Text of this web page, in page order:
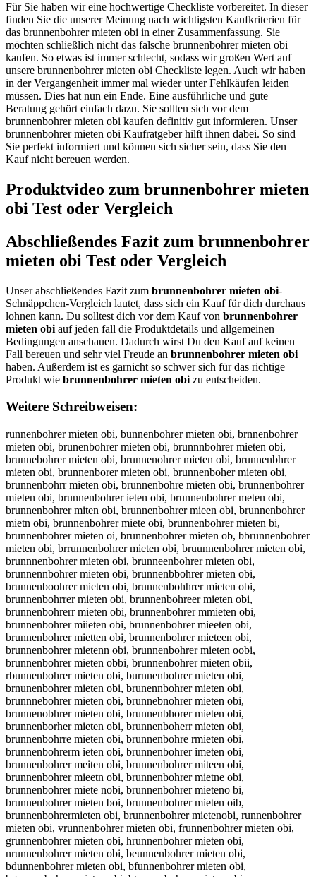
Für Sie haben wir eine hochwertige Checkliste vorbereitet. In dieser
finden Sie die unserer Meinung nach wichtigsten Kaufkriterien für
das brunnenbohrer mieten obi in einer Zusammenfassung. Sie
möchten schließlich nicht das falsche brunnenbohrer mieten obi
kaufen. So etwas ist immer schlecht, sodass wir großen Wert auf
unsere brunnenbohrer mieten obi Checkliste legen. Auch wir haben
in der Vergangenheit immer mal wieder unter Fehlkäufen leiden
müssen. Dies hat nun ein Ende. Eine ausführliche und gute
Beratung gehört einfach dazu. Sie sollten sich vor dem
brunnenbohrer mieten obi kaufen definitiv gut informieren. Unser
brunnenbohrer mieten obi Kaufratgeber hilft ihnen dabei. So sind
Sie perfekt informiert und können sich sicher sein, dass Sie den
Kauf nicht bereuen werden.
Produktvideo zum brunnenbohrer mieten
obi Test oder Vergleich
Abschließendes Fazit zum brunnenbohrer
mieten obi Test oder Vergleich
Unser abschließendes Fazit zum brunnenbohrer mieten obi-
Schnäppchen-Vergleich lautet, dass sich ein Kauf für dich durchaus
lohnen kann. Du solltest dich vor dem Kauf von brunnenbohrer
mieten obi auf jeden fall die Produktdetails und allgemeinen
Bedingungen anschauen. Dadurch wirst Du den Kauf auf keinen
Fall bereuen und sehr viel Freude an brunnenbohrer mieten obi
haben. Außerdem ist es garnicht so schwer sich für das richtige
Produkt wie brunnenbohrer mieten obi zu entscheiden.
Weitere Schreibweisen:
runnenbohrer mieten obi, bunnenbohrer mieten obi, brnnenbohrer mieten obi, brunenbohrer mieten obi, brunnnbohrer mieten obi, brunnebohrer mieten obi, brunnenohrer mieten obi, brunnenbhrer mieten obi, brunnenborer mieten obi, brunnenboher mieten obi, brunnenbohrr mieten obi, brunnenbohre mieten obi, brunnenbohrer mieten obi, brunnenbohrer ieten obi, brunnenbohrer meten obi, brunnenbohrer miten obi, brunnenbohrer mieen obi, brunnenbohrer mietn obi, brunnenbohrer miete obi, brunnenbohrer mieten bi, brunnenbohrer mieten oi, brunnenbohrer mieten ob, bbrunnenbohrer mieten obi, brrunnenbohrer mieten obi, bruunnenbohrer mieten obi, brunnnenbohrer mieten obi, brunneenbohrer mieten obi, brunnennbohrer mieten obi, brunnenbbohrer mieten obi, brunnenboohrer mieten obi, brunnenbohhrer mieten obi, brunnenbohrrer mieten obi, brunnenbohreer mieten obi, brunnenbohrerr mieten obi, brunnenbohrer mmieten obi, brunnenbohrer miieten obi, brunnenbohrer mieeten obi, brunnenbohrer mietten obi, brunnenbohrer mieteen obi, brunnenbohrer mietenn obi, brunnenbohrer mieten oobi, brunnenbohrer mieten obbi, brunnenbohrer mieten obii, rbunnenbohrer mieten obi, burnnenbohrer mieten obi, brnunenbohrer mieten obi, brunennbohrer mieten obi, brunnnebohrer mieten obi, brunnebnohrer mieten obi, brunnenobhrer mieten obi, brunnenbhorer mieten obi, brunnenborher mieten obi, brunnenboherr mieten obi, brunnenbohrre mieten obi, brunnenbohre rmieten obi, brunnenbohrerm ieten obi, brunnenbohrer imeten obi, brunnenbohrer meiten obi, brunnenbohrer miteen obi, brunnenbohrer mieetn obi, brunnenbohrer mietne obi, brunnenbohrer miete nobi, brunnenbohrer mieteno bi, brunnenbohrer mieten boi, brunnenbohrer mieten oib, brunnenbohrermieten obi, brunnenbohrer mietenobi, runnenbohrer mieten obi, vrunnenbohrer mieten obi, frunnenbohrer mieten obi, grunnenbohrer mieten obi, hrunnenbohrer mieten obi, nrunnenbohrer mieten obi, beunnenbohrer mieten obi, bdunnenbohrer mieten obi, bfunnenbohrer mieten obi, bgunnenbohrer mieten obi, btunnenbohrer mieten obi, b4unnenbohrer mieten obi, b5unnenbohrer mieten obi, brynnenbohrer mieten obi, brhnnenbohrer mieten obi, brjnnenbohrer mieten obi, brknnenbohrer mieten obi, brinnenbohrer mieten obi, br7nnenbohrer mieten obi, br8nnenbohrer mieten obi, bru nenbohrer mieten obi, brubnenbohrer mieten obi, brugnenbohrer mieten obi, bruhnenbohrer mieten obi, brujnenbohrer mieten obi, brumnenbohrer mieten obi, brun enbohrer mieten obi, brunbenbohrer mieten obi, brungenbohrer mieten obi, brunhenbohrer mieten obi, brunjenbohrer mieten obi, brunmenbohrer mieten obi, brunnwnbohrer mieten obi, brunnsnbohrer mieten obi, brunndnbohrer mieten obi, brunnfnbohrer mieten obi, brunnrnbohrer mieten obi, brunn3nbohrer mieten obi, brunn4nbohrer mieten obi, brunne bohrer mieten obi, brunnebbohrer mieten obi, brunnegbohrer mieten obi, brunnehbohrer mieten obi, brunnejbohrer mieten obi, brunnembohrer mieten obi, brunnen ohrer mieten obi, brunnenvohrer mieten obi, brunnenfohrer mieten obi, brunnengohrer mieten obi, brunnenhohrer mieten obi, brunnennohrer mieten obi, brunnenbihrer mieten obi, brunnenbkhrer mieten obi, brunnenblhrer mieten obi, brunnenbphrer mieten obi, brunnenb9hrer mieten obi, brunnenb0hrer mieten obi, brunnenbobrer mieten obi, brunnenbogrer mieten obi, brunnenbotrer mieten obi, brunnenboyrer mieten obi, brunnenbourer mieten obi, brunnenbojrer mieten obi, brunnenbomrer mieten obi, brunnenbonrer mieten obi, brunnenboheer mieten obi, brunnenbohder mieten obi, brunnenbohfer mieten obi, brunnenbohger mieten obi, brunnenbohter mieten obi, brunnenboh4er mieten obi, brunnenboh5er mieten obi, brunnenbohrwr mieten obi, brunnenbohrsr mieten obi, brunnenbohrdr mieten obi, brunnenbohrfr mieten obi, brunnenbohrrr mieten obi, brunnenbohr3r mieten obi, brunnenbohr4r mieten obi, brunnenbohree mieten obi, brunnenbohred mieten obi, brunnenbohref mieten obi, brunnenbohreg mieten obi, brunnenbohret mieten obi, brunnenbohre4 mieten obi, brunnenbohre5 mieten obi, brunnenbohrer ieten obi, brunnenbohrer nieten obi, brunnenbohrer hieten obi, brunnenbohrer jieten obi, brunnenbohrer kieten obi, brunnenbohrer lieten obi, brunnenbohrer mueten obi, brunnenbohrer mjeten obi, brunnenbohrer mketen obi, brunnenbohrer mleten obi, brunnenbohrer moeten obi, brunnenbohrer m8eten obi, brunnenbohrer m9eten obi, brunnenbohrer miwten obi, brunnenbohrer misten obi, brunnenbohrer midten obi, brunnenbohrer miften obi, brunnenbohrer mirten obi, brunnenbohrer mi3ten obi, brunnenbohrer mi4ten obi, brunnenbohrer mieren obi, brunnenbohrer miefen obi, brunnenbohrer miegen obi, brunnenbohrer miehen obi, brunnenbohrer mieyen obi, brunnenbohrer mie5en obi, brunnenbohrer mie6en obi, brunnenbohrer mietwn obi, brunnenbohrer mietsn obi, brunnenbohrer mietdn obi, brunnenbohrer mietfn obi, brunnenbohrer mietrn obi, brunnenbohrer miet3n obi, brunnenbohrer miet4n obi, brunnenbohrer miete obi, brunnenbohrer mieteb obi, brunnenbohrer mieteg obi, brunnenbohrer mieteh obi, brunnenbohrer mietej obi, brunnenbohrer mietem obi, brunnenbohrer mieten ibi, brunnenbohrer mieten kbi, brunnenbohrer mieten lbi, brunnenbohrer mieten pbi, brunnenbohrer mieten 9bi, brunnenbohrer mieten 0bi, brunnenbohrer mieten o i, brunnenbohrer mieten ovi, brunnenbohrer mieten ofi, brunnenbohrer mieten ogi, brunnenbohrer mieten ohi, brunnenbohrer mieten oni, brunnenbohrer mieten obu, brunnenbohrer mieten obj, brunnenbohrer mieten obk, brunnenbohrer mieten obl, brunnenbohrer mieten obo, brunnenbohrer mieten ob8, brunnenbohrer mieten ob9, brunnenbohrer mieten obi, b runnenbohrer mieten obi, vbrunnenbohrer mieten obi, bvrunnenbohrer mieten obi, fbrunnenbohrer mieten obi, bfrunnenbohrer mieten obi, gbrunnenbohrer mieten obi, bgrunnenbohrer mieten obi, hbrunnenbohrer mieten obi, bhrunnenbohrer mieten obi, nbrunnenbohrer mieten obi, bnrunnenbohrer mieten obi, berunnenbohrer mieten obi, breunnenbohrer mieten obi, bdrunnenbohrer mieten obi, brdunnenbohrer mieten obi, brfunnenbohrer mieten obi, brgunnenbohrer mieten obi, btrunnenbohrer mieten obi, brtunnenbohrer mieten obi, b4runnenbohrer mieten obi, br4unnenbohrer mieten obi, b5runnenbohrer mieten obi, br5unnenbohrer mieten obi, bryunnenbohrer mieten obi, bruynnenbohrer mieten obi, brhunnenbohrer mieten obi, bruhnnenbohrer mieten obi, brjunnenbohrer mieten obi, brujnnenbohrer mieten obi, brkunnenbohrer mieten obi, bruknnenbohrer mieten obi, briunnenbohrer mieten obi, bruinnenbohrer mieten obi, br7unnenbohrer mieten obi, bru7nnenbohrer mieten obi, br8unnenbohrer mieten obi, bru8nnenbohrer mieten obi, bru nnenbohrer mieten obi, brun nenbohrer mieten obi, brubnnenbohrer mieten obi, brunbnenbohrer mieten obi, brugnnenbohrer mieten obi, brungnenbohrer mieten obi, brunhnenbohrer mieten obi, brunjnenbohrer mieten obi, brumnnenbohrer mieten obi, brunmnenbohrer mieten obi, brunn enbohrer mieten obi, brunnbenbohrer mieten obi, brunngenbohrer mieten obi, brunnhenbohrer mieten obi, brunnjenbohrer mieten obi, brunnmenbohrer mieten obi, brunnwenbohrer mieten obi, brunnewnbohrer mieten obi, brunnsenbohrer mieten obi, brunnesnbohrer mieten obi, brunndenbohrer mieten obi, brunnednbohrer mieten obi, brunnfenbohrer mieten obi, brunnefnbohrer mieten obi, brunnrenbohrer mieten obi, brunnernbohrer mieten obi, brunn3enbohrer mieten obi, brunne3nbohrer mieten obi, brunn4enbohrer mieten obi, brunne4nbohrer mieten obi, brunne nbohrer mieten obi, brunnen bohrer mieten obi, brunnebnbohrer mieten obi, brunnegnbohrer mieten obi, brunnengbohrer mieten obi, brunnehnbohrer mieten obi, brunnenhbohrer mieten obi, brunnejnbohrer mieten obi, brunnenjbohrer mieten obi, brunnemnbohrer mieten obi, brunnenmbohrer mieten obi, brunnenb ohrer mieten obi, brunnenvbohrer mieten obi, brunnenbvohrer mieten obi, brunnenfbohrer mieten obi, brunnenbfohrer mieten obi, brunnenbgohrer mieten obi, brunnenbhohrer mieten obi, brunnenbnohrer mieten obi, brunnenbiohrer mieten obi, brunnenboihrer mieten obi, brunnenbkohrer mieten obi, brunnenbokhrer mieten obi, brunnenblohrer mieten obi, brunnenbolhrer mieten obi, brunnenbpohrer mieten obi, brunnenbophrer mieten obi, brunnenb9ohrer mieten obi, brunnenbo9hrer mieten obi, brunnenb0ohrer mieten obi, brunnenbo0hrer mieten obi, brunnenbobhrer mieten obi, brunnenbohbrer mieten obi, brunnenboghrer mieten obi, brunnenbohgrer mieten obi, brunnenbothrer mieten obi, brunnenbohtrer mieten obi, brunnenboyhrer mieten obi, brunnenbohyrer mieten obi, brunnenbouhrer mieten obi, brunnenbohurer mieten obi, brunnenbojhrer mieten obi, brunnenbohjrer mieten obi, brunnenbomhrer mieten obi, brunnenbohmrer mieten obi, brunnenbonhrer mieten obi, brunnenbohnrer mieten obi, brunnenboherer mieten obi, brunnenbohdrer mieten obi, brunnenbohrder mieten obi, brunnenbohfrer mieten obi, brunnenbohrfer mieten obi, brunnenbohrger mieten obi, brunnenbohrter mieten obi, brunnenboh4rer mieten obi, brunnenbohr4er mieten obi, brunnenboh5rer mieten obi, brunnenbohr5er mieten obi, brunnenbohrwer mieten obi, brunnenbohrewr mieten obi, brunnenbohrser mieten obi, brunnenbohresr mieten obi, brunnenbohredr mieten obi, brunnenbohrefr mieten obi, brunnenbohr3er mieten obi, brunnenbohre3r mieten obi, brunnenbohre4r mieten obi, brunnenbohrere mieten obi, brunnenbohrerd mieten obi, brunnenbohrerf mieten obi, brunnenbohregr mieten obi, brunnenbohrerg mieten obi, brunnenbohretr mieten obi, brunnenbohrert mieten obi, brunnenbohrer4 mieten obi, brunnenbohre5r mieten obi, brunnenbohrer5 mieten obi, brunnenbohrer mieten obi, brunnenbohrer m ieten obi, brunnenbohrer nmieten obi, brunnenbohrer mnieten obi, brunnenbohrer hmieten obi, brunnenbohrer mhieten obi, brunnenbohrer jmieten obi, brunnenbohrer mjieten obi, brunnenbohrer kmieten obi, brunnenbohrer mkieten obi, brunnenbohrer lmieten obi, brunnenbohrer mlieten obi, brunnenbohrer muieten obi, brunnenbohrer miueten obi, brunnenbohrer mijeten obi, brunnenbohrer miketen obi, brunnenbohrer mileten obi, brunnenbohrer moieten obi, brunnenbohrer mioeten obi, brunnenbohrer m8ieten obi, brunnenbohrer mi8eten obi, brunnen